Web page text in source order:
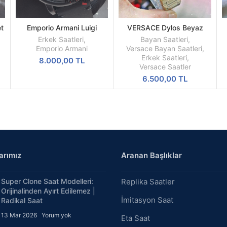
SEPETE
EKLE
Emporio Armani Luigi
AR1918 Replika Erkek Kol
Saati
Erkek Saatleri,
Emporio Armani
8.000,00TL
SEPETE
EKLE
VERSACE Dylos Beyaz
Kadran Sarı Kasa
Bayan Saatleri,
Versace Bayan Saatleri,
Erkek Saatleri,
Versace Saatler
6.500,00TL
Super Clone Saat Modelleri:
Orijinalinden Ayırt Edilemez |
Radikal Saat
13 Mar 2026 Yorum yok
Aranan Başlıklar
Replika Saatler
İmitasyon Saat
Eta Saat